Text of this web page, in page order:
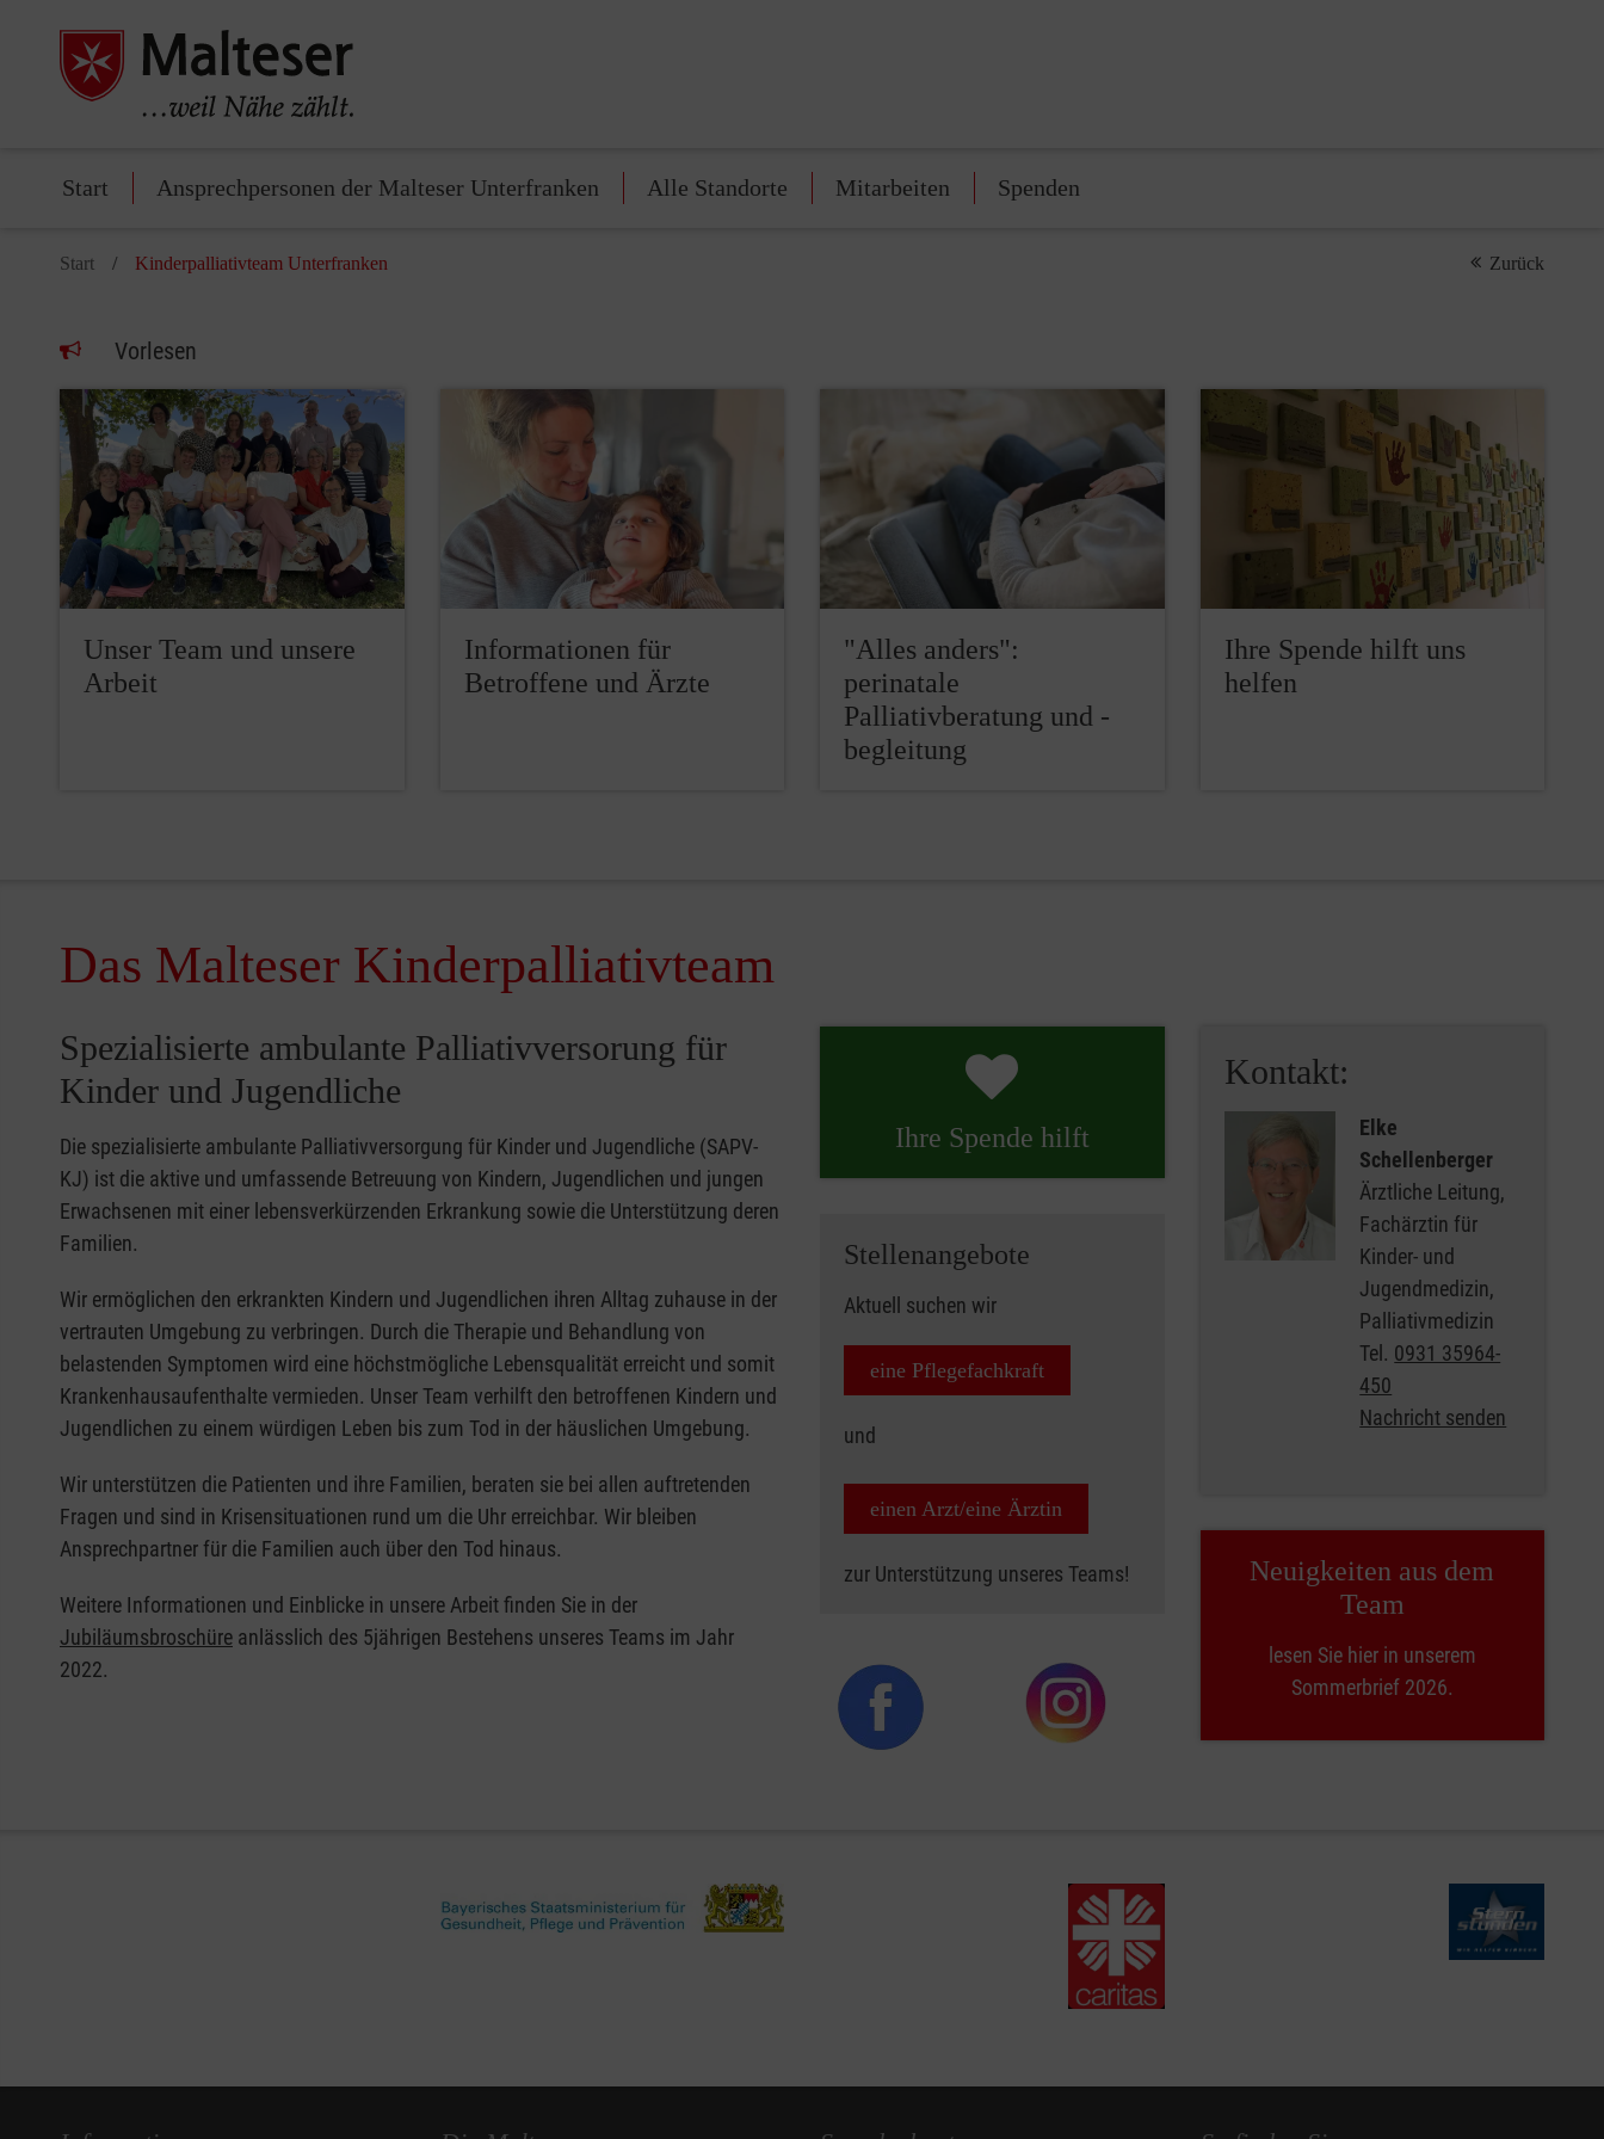
Start Ansprechpersonen der Malteser Unterfranken Alle Standorte Mitarbeiten Spenden
Start Kinderpalliativteam Unterfranken Zurück
Vorlesen
Unser Team und unsere
Arbeit
Informationen für
Betroffene und Ärzte
"Alles anders":
perinatale
Palliativberatung und -
begleitung
Ihre Spende hilft uns
helfen
Das Malteser Kinderpalliativteam
Spezialisierte ambulante Palliativversorung für
Kinder und Jugendliche
Die spezialisierte ambulante Palliativversorgung für Kinder und Jugendliche (SAPV-
KJ) ist die aktive und umfassende Betreuung von Kindern, Jugendlichen und jungen
Erwachsenen mit einer lebensverkürzenden Erkrankung sowie die Unterstützung deren
Familien.
Wir ermöglichen den erkrankten Kindern und Jugendlichen ihren Alltag zuhause in der
vertrauten Umgebung zu verbringen. Durch die Therapie und Behandlung von
belastenden Symptomen wird eine höchstmögliche Lebensqualität erreicht und somit
Krankenhausaufenthalte vermieden. Unser Team verhilft den betroffenen Kindern und
Jugendlichen zu einem würdigen Leben bis zum Tod in der häuslichen Umgebung.
Wir unterstützen die Patienten und ihre Familien, beraten sie bei allen auftretenden
Fragen und sind in Krisensituationen rund um die Uhr erreichbar. Wir bleiben
Ansprechpartner für die Familien auch über den Tod hinaus.
Weitere Informationen und Einblicke in unsere Arbeit finden Sie in der
Jubiläumsbroschüre anlässlich des 5jährigen Bestehens unseres Teams im Jahr
2022.
Ihre Spende hilft
Stellenangebote
Aktuell suchen wir
eine Pflegefachkraft
und
einen Arzt/eine Ärztin
zur Unterstützung unseres Teams!
Kontakt:
Elke
Schellenberger
Ärztliche Leitung,
Fachärztin für
Kinder- und
Jugendmedizin,
Palliativmedizin
Tel. 0931 35964-
450
Nachricht senden
Neuigkeiten aus dem
Team
lesen Sie hier in unserem
Sommerbrief 2026.